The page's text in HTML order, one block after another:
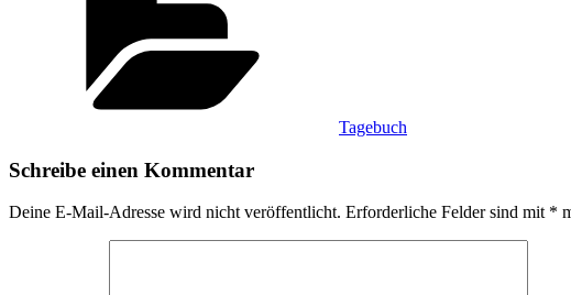
Tagebuch
Schreibe einen Kommentar
Deine E-Mail-Adresse wird nicht veröffentlicht. Erforderliche Felder sind mit *